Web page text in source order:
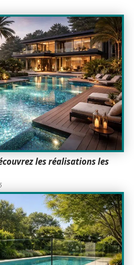
les réalisations les